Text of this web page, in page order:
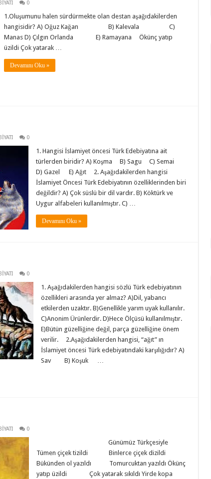
0
1.Oluşumunu halen sürdürmekte olan destan aşağıdakilerden
hangisidir? A) Oğuz Kağan B) Kalevala C)
Manas D) Çılgın Orlanda E) Ramayana Ökünç yatıp
üzildi Çok yatarak …
Devamını Oku »
0
1. Hangisi İslamiyet öncesi Türk Edebiyatına ait
türlerden biridir? A) Koşma B) Sagu C) Semai
D) Gazel E) Ağıt 2. Aşağıdakilerden hangisi
İslamiyet Öncesi Türk Edebiyatının özelliklerinden biri
değildir? A) Çok süslü bir dil vardır. B) Köktürk ve
Uygur alfabeleri kullanılmıştır. C) …
Devamını Oku »
0
1. Aşağıdakilerden hangisi sözlü Türk edebiyatının
özellikleri arasında yer almaz? A)Dil, yabancı
etkilerden uzaktır. B)Genellikle yarım uyak kullanılır.
C)Anonim Ürünlerdir. D)Hece Ölçüsü kullanılmıştır.
E)Bütün güzelliğine değil, parça güzelliğine önem
verilir. 2.Aşağıdakilerden hangisi, “ağıt” ın
İslamiyet öncesi Türk edebiyatındaki karşılığıdır? A)
Sav B) Koşuk …
0
Günümüz Türkçesiyle
Tümen çiçek tizildi Binlerce çiçek dizildi
Bükünden ol yazıldı Tomurcuktan yazıldı Ökünç
yatıp üzildi Çok yatarak sıkıldı Yirde kopa